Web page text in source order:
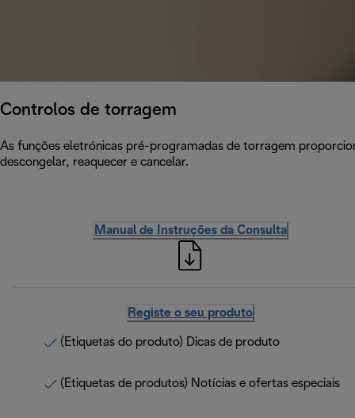
Controlos de torragem
As funções eletrónicas pré-programadas de torragem
descongelar, reaquecer e cancelar.
Manual de Instruções da Consulta
Registe o seu produto
(Etiquetas do produto) Dicas de produto
(Etiquetas de produtos) Notícias e ofertas especiais